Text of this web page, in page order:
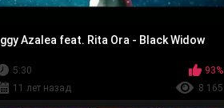
Iggy Azalea feat. Rita Ora - Black Widow
5:30
93%
11 лет назад
8 165